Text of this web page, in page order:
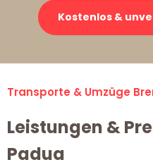
Kostenlos &
Transporte & Umzüge
Leistungen &
Padua